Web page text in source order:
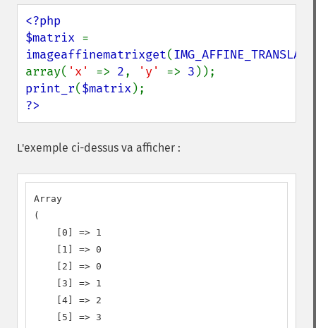
<?php
$matrix
imageaffinematrixget(IMG_AFFINE_TRANSLATE
array( 'x' => 2, 'y' => 3
print_r($matrix
?>
L'exemple ci-dessus va afficher :
Array
(
    [0] => 1
    [1] => 0
    [2] => 0
    [3] => 1
    [4] => 2
    [5] => 3